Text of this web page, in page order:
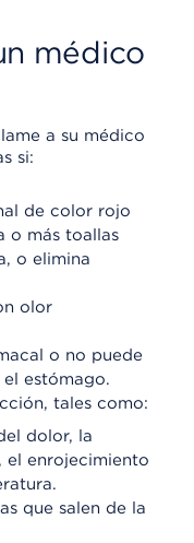
médico
a su médico
si:
de color rojo
o más toallas
o elimina
olor
o no puede
estómago.
tales como:
dolor, la
el enrojecimiento
que salen de la